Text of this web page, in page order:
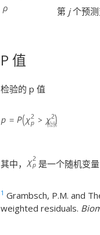
第 j个预测
P 值
检验的 p 值
其中， 是一个随机变
1 Grambsch, P.M. and
weighted residuals.